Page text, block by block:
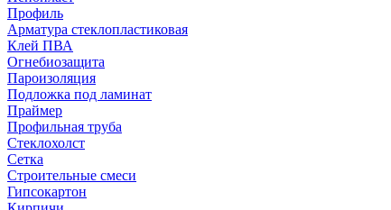
Профиль
Арматура стеклопластиковая
Клей ПВА
Огнебиозащита
Пароизоляция
Подложка под ламинат
Праймер
Профильная труба
Стеклохолст
Сетка
Строительные смеси
Гипсокартон